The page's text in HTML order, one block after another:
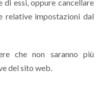
essi, oppure cancellare
relative impostazioni dal
che non saranno più
del sito web.